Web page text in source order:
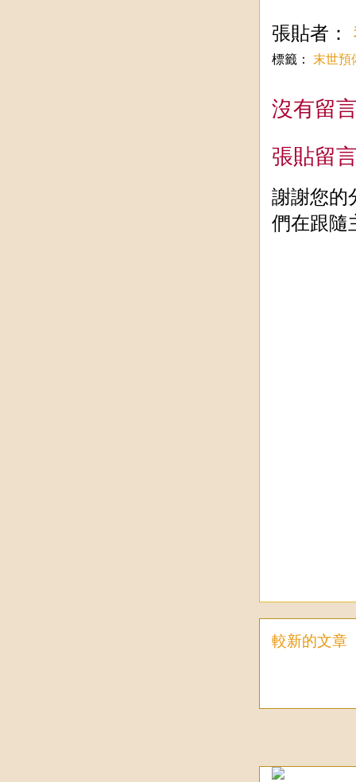
張貼者：
標籤： 末世預
沒有留
張貼留
謝謝您的
們在跟隨
較新的文章